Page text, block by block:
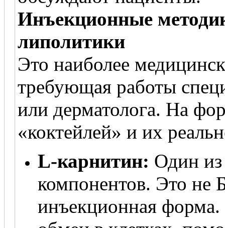
Инъекционные
липолитики
Это наиболее
требующая работы
или дерматолога. На
«коктейлей» и их
L-карнитин: Один
компонентов. Это не
инъекционная форма.